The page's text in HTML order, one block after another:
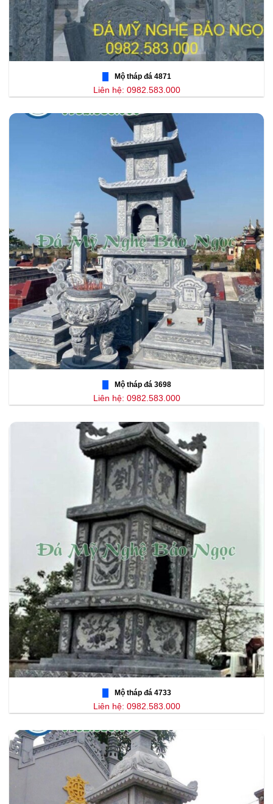
Mộ tháp đá 4871
Liên hệ: 0982.583.000
Mộ tháp đá 3698
Liên hệ: 0982.583.000
Mộ tháp đá 4733
Liên hệ: 0982.583.000